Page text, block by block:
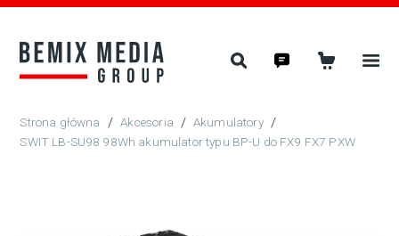
/ Akcesoria / Akumulatory/
SWIT LB-SU98 98Wh akumulator typu BP-U do FX9 FX7 PXW